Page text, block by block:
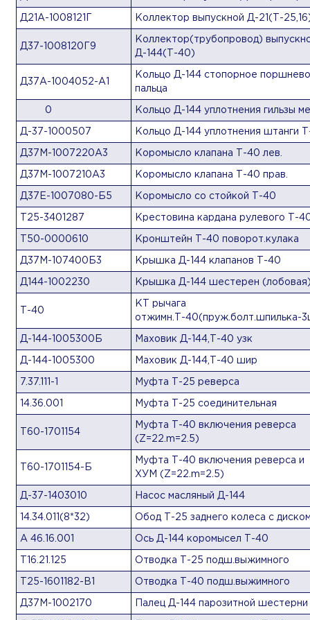
Д21А-1008121Г Коллектор выпускной Д-21(Т-
Д37-1008120Г9
Коллектор(трубопровод)
Д-144(Т-40)
Д37А-1004052-А1
Кольцо Д-144 стопорное
пальца
0 Кольцо Д-144 уплотнения гильзы
Д-37-1000507 Кольцо Д-144 уплотнения штанги
Д37М-1007220А3 Коромысло клапана Т-40 лев.
Д37М-1007210А3 Коромысло клапана Т-40 прав.
Д37Е-1007080-Б5 Коромысло со стойкой Т-40
Т25-3401287 Крестовина кардана рулевого Т-
Т50-0000610 Кронштейн Т-40 поворот.кулака
Д37М-107400Б3 Крышка Д-144 клапанов Т-40
Д144-1002230 Крышка Д-144 шестерен
Т-40
КТ рычага
отжимн.Т-40(пруж.болт.шпилька-
Д-144-1005300Б Маховик Д-144,Т-40 узк
Д-144-1005300 Маховик Д-144,Т-40 шир
7.37.111-1 Муфта Т-25 реверса
14.36.001 Муфта Т-25 соединительная
Т60-1701154
Муфта Т-40 включения реверса
(Z=22.m=2.5)
Т60-1701154-Б
Муфта Т-40 включения реверса и
ХУМ (Z=22.m=2.5)
Д-37-1403010 Насос масляный Д-144
14.34.011(8*32) Обод Т-25 заднего колеса с
А 46.16.001 Ось Д-144 коромысел Т-40
Т16.21.125 Отводка Т-25 подш.выжимного
Т25-1601182-В1 Отводка Т-40 подш.выжимного
Д37М-1002170 Палец Д-144 парозитной шестерни